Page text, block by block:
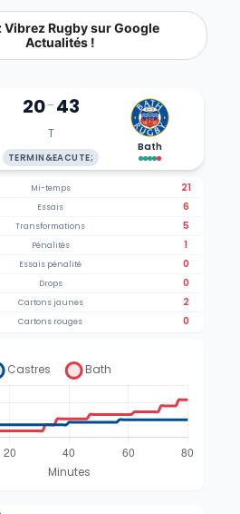
Vibrez Rugby sur Google
Actualités !
20-43
T
TERMIN&EACUTE;
Bath
Mi-temps
21
Essais
6
Transformations
5
Pénalités
1
Essais pénalité
0
Drops
0
Cartons jaunes
2
Cartons rouges 0